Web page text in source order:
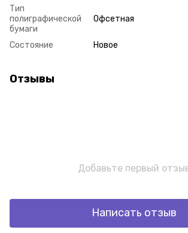
Тип
полиграфической
бумаги
Офсетная
Состояние Новое
Отзывы
Добавьте первый
Написать отзыв